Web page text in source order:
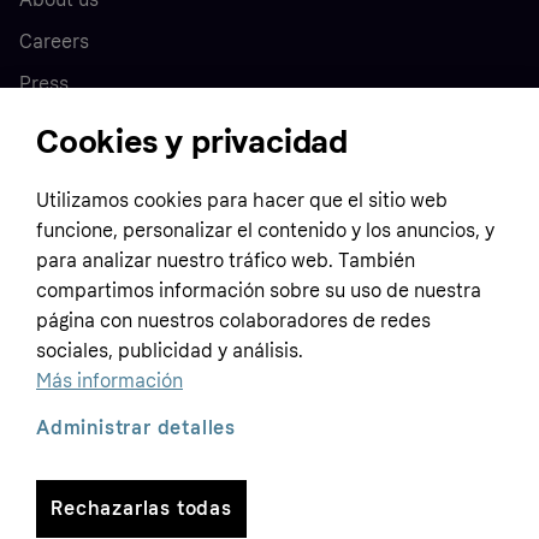
Careers
Press
Customer service
Terms & conditions
Privacy policy
Tracking technology notice
Business
Sell with Klarna
Contact us
Global
Cookies y privacidad
Utilizamos cookies para hacer que el sitio web
funcione, personalizar el contenido y los anuncios, y
para analizar nuestro tráfico web. También
compartimos información sobre su uso de nuestra
página con nuestros colaboradores de redes
sociales, publicidad y análisis.
Más información
Rechazarlas todas
Administrar detalles